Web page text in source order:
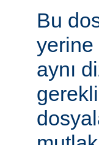
Bu
yerine
aynı